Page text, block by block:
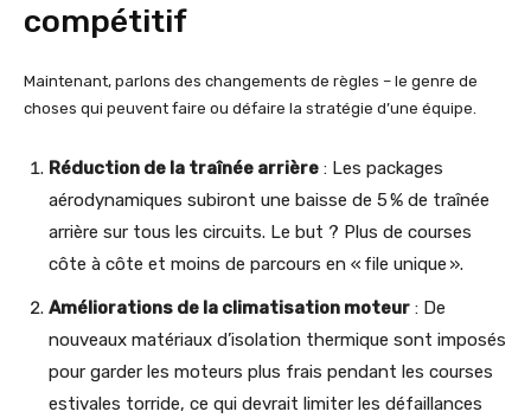
compétitif
Maintenant, parlons des changements de règles – le genre de
choses qui peuvent faire ou défaire la stratégie d’une équipe.
Réduction de la traînée arrière : Les packages
aérodynamiques subiront une baisse de 5 % de traînée
arrière sur tous les circuits. Le but ? Plus de courses
côte à côte et moins de parcours en « file unique ».
Améliorations de la climatisation moteur : De
nouveaux matériaux d’isolation thermique sont imposés
pour garder les moteurs plus frais pendant les courses
estivales torride, ce qui devrait limiter les défaillances